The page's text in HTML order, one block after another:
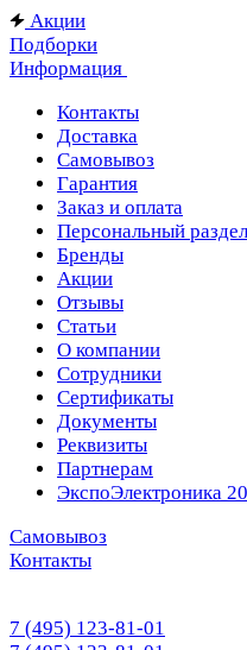
Акции
Подборки
Информация
Контакты
Доставка
Самовывоз
Гарантия
Заказ и оплата
Персональный раздел
Бренды
Акции
Отзывы
Статьи
О компании
Сотрудники
Сертификаты
Документы
Реквизиты
Партнерам
ЭкспоЭлектроника
Самовывоз
Контакты
7 (495) 123-81-01